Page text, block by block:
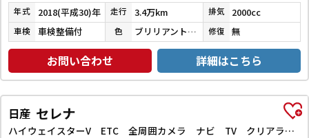
年式 2018(平成30)年 走行 3.4万km 排気 2000cc
車検 車検整備付 色 ブリリアントホワイトパール３コートパール 修復 無
お問い合わせ 詳細はこちら
日産 セレナ
ハイウェイスターV ETC 全周囲カメラ ナビ TV クリアランスソナー オートクルーズコントロール 衝突被害軽減システム 両側電動スライドドア オートライト LEDヘッドランプ スマートキー